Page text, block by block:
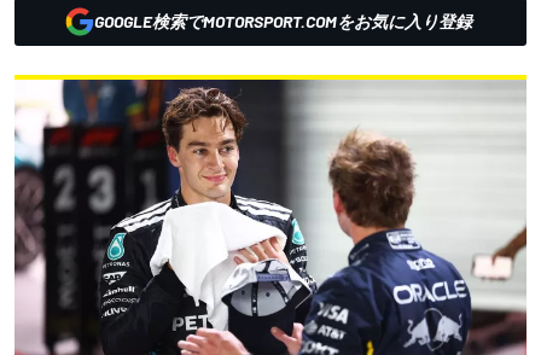
GOOGLE検索でMOTORSPORT.COMをお気に入り登録